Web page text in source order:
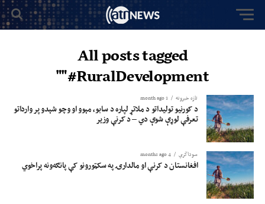
All posts tagged
"#RuralDevelopment"
تازه خبرونه 1 month ago
د کورنیو تولیداتو د ملاتړ لپاره د سابو، مېوو او وچو شېدو پر وارداتو
تعرفې لوړې شوې دي – د کرنې وزیر
سوداگري 4 months ago
افغانستان د کرنې او مالدارۍ په سکټورونو کې پانګه‌ونه پراخوي